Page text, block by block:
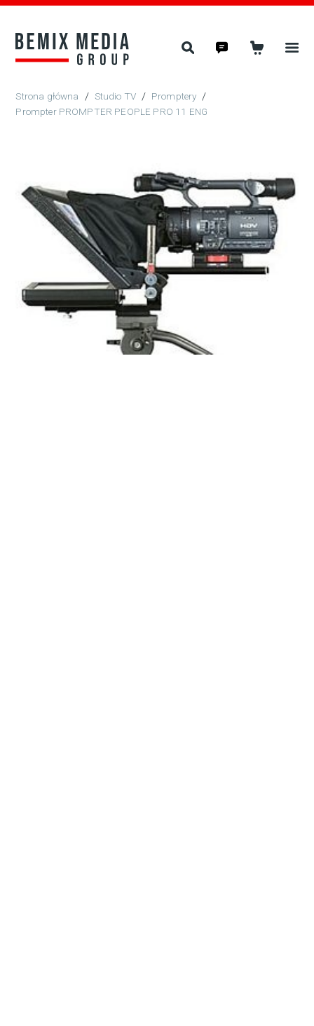
/ Studio TV/ Promptery /
Prompter PROMPTER PEOPLE PRO 11 ENG